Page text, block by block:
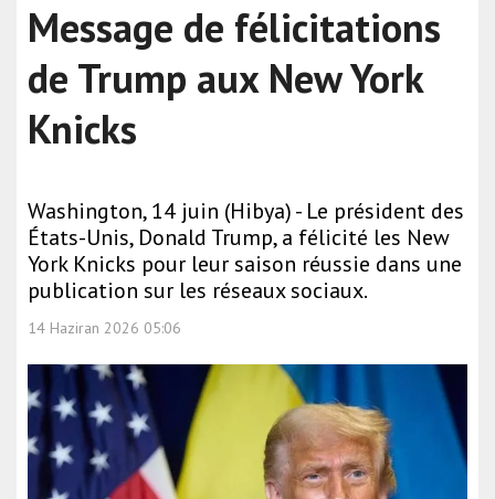
Message de félicitations
de Trump aux New York
Knicks
Washington, 14 juin (Hibya) - Le président des
États-Unis, Donald Trump, a félicité les New
York Knicks pour leur saison réussie dans une
publication sur les réseaux sociaux.
14 Haziran 2026 05:06